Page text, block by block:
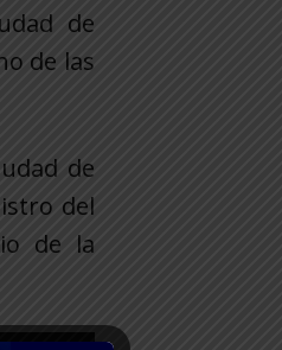
de
de las
de
del
de la